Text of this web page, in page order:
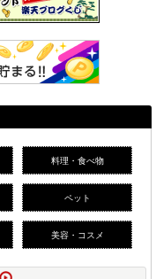
料理・食べ物
ペット
美容・コスメ